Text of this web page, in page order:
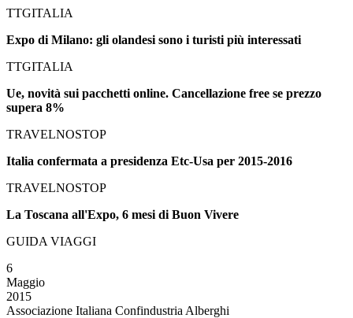
TTGITALIA
Expo di Milano: gli olandesi sono i turisti più interessati
TTGITALIA
Ue, novità sui pacchetti online. Cancellazione free se prezzo
supera 8%
TRAVELNOSTOP
Italia confermata a presidenza Etc-Usa per 2015-2016
TRAVELNOSTOP
La Toscana all'Expo, 6 mesi di Buon Vivere
GUIDA VIAGGI
6
Maggio
2015
Associazione Italiana Confindustria Alberghi